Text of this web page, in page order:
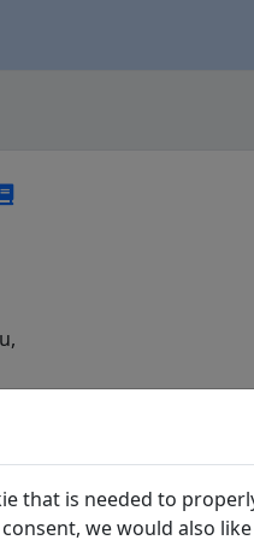
that is needed to
we would also like